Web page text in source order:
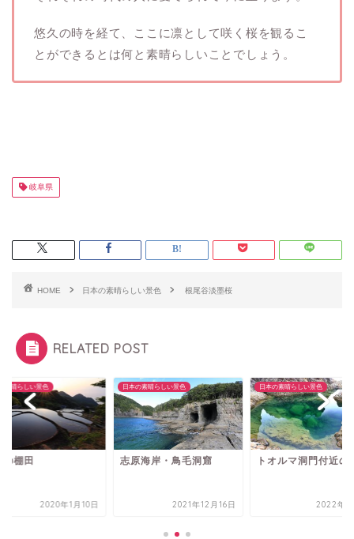
悠久の時を経て、ここに凛として咲く桜を観るこ
とができるとは何と素晴らしいことでしょう。
岐阜県
HOME 日本の素晴らしい景色 根尾谷淡墨桜
RELATED POST
素晴らしい景色
の棚田
2020年1月10日
日本の素晴らしい景色
志原海岸・鳥毛洞窟
2021年12月16日
日本の素晴らしい景色
トオルマ洞門付近の
2022年3